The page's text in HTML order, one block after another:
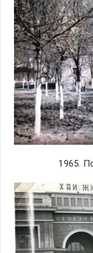
1965.